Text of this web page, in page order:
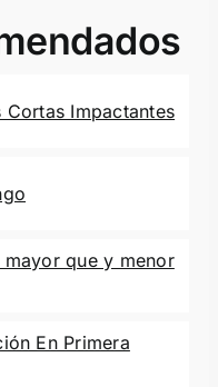
Cortas Impactantes
que y menor
En Primera